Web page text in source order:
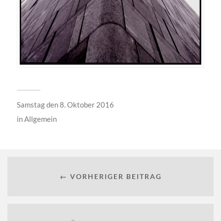
Samstag den 8. Oktober 2016
inAllgemein
← VORHERIGER BEITRAG